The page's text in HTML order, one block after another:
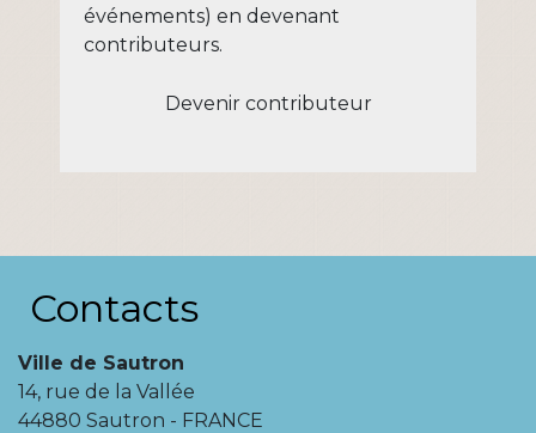
événements) en devenant
contributeurs.
Devenir contributeur
Contacts
Ville de Sautron
14, rue de la Vallée
44880 Sautron - FRANCE